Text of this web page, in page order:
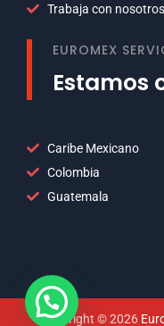
Trabaja con nosotros
EUROMEX
Estamos
Caribe Mexicano
Colombia
Guatemala
Copyright © 2026